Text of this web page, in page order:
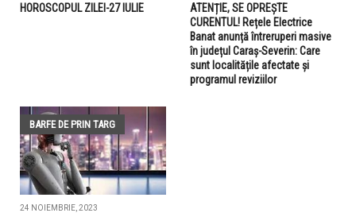
HOROSCOPUL ZILEI-27 IULIE
ATENȚIE, SE OPREȘTE
CURENTUL! Rețele Electrice
Banat anunță întreruperi masive
în județul Caraș-Severin: Care
sunt localitățile afectate și
programul reviziilor
BARFE DE PRIN TARG
24 NOIEMBRIE, 2023